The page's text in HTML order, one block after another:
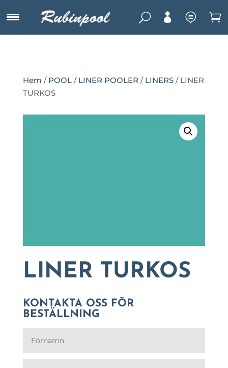
U   
Hem / POOL/ LINER POOLER / LINERS/ LINER
TURKOS
LINER TURKOS
KONTAKTA OSS FÖR
BESTÄLLNING